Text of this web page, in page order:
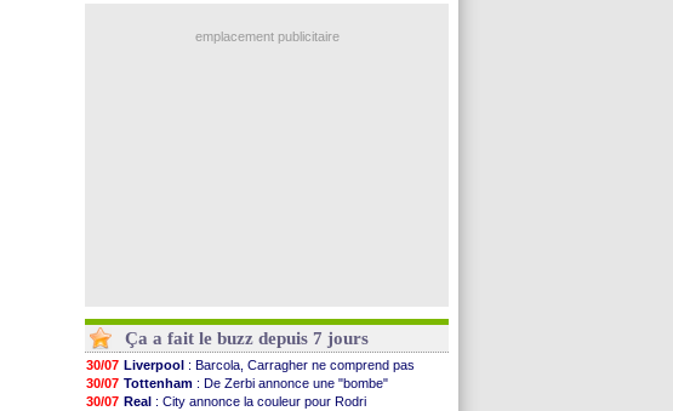
: l'OM domine Al-Shahaniya
emplacement publicitaire
Ça a fait le buzz depuis 7 jours
30/07 Liverpool : Barcola, Carragher ne comprend pas
30/07 Tottenham : De Zerbi annonce une "bombe"
30/07 Real : City annonce la couleur pour Rodri